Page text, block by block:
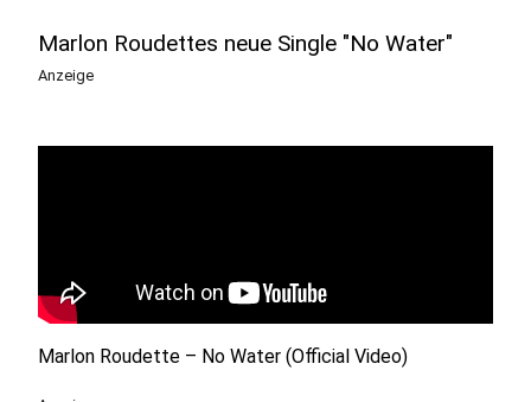
Marlon Roudettes neue Single "No Water"
Anzeige
Marlon Roudette – No Water (Official Video)